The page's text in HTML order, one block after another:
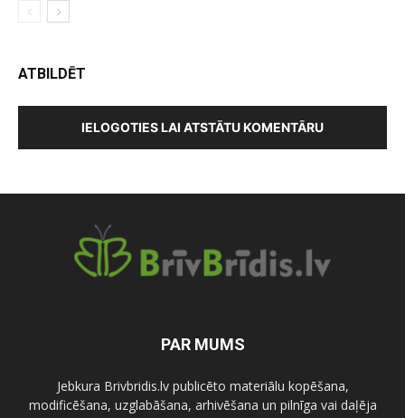
ATBILDĒT
IELOGOTIES LAI ATSTĀTU KOMENTĀRU
PAR MUMS
Jebkura Brivbridis.lv publicēto materiālu kopēšana,
modificēšana, uzglabāšana, arhivēšana un pilnīga vai daļēja